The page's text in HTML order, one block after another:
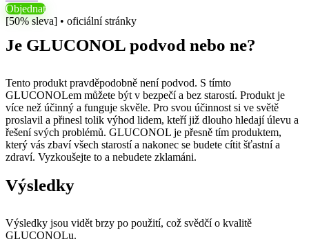
Objednat
[50% sleva] • oficiální stránky
Je GLUCONOL podvod nebo ne?
Tento produkt pravděpodobně není podvod. S tímto
GLUCONOLem můžete být v bezpečí a bez starostí. Produkt je
více než účinný a funguje skvěle. Pro svou účinnost si ve světě
proslavil a přinesl tolik výhod lidem, kteří již dlouho hledají úlevu a
řešení svých problémů. GLUCONOL je přesně tím produktem,
který vás zbaví všech starostí a nakonec se budete cítit šťastní a
zdraví. Vyzkoušejte to a nebudete zklamáni.
Výsledky
Výsledky jsou vidět brzy po použití, což svědčí o kvalitě
GLUCONOLu.